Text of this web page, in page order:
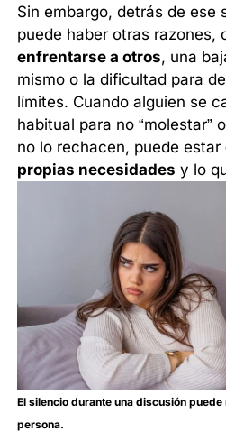
Sin embargo, detrás de ese
puede haber otras razones,
enfrentarse a otros, una
mismo o la dificultad para
límites. Cuando alguien se
habitual para no “molestar”
no lo rechacen, puede estar
propias necesidades y lo
El silencio durante una discusión
persona.